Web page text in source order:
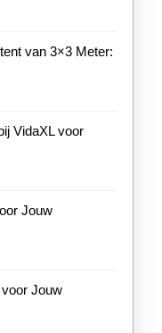
van 3×3 Meter:
VidaXL voor
Jouw
Jouw